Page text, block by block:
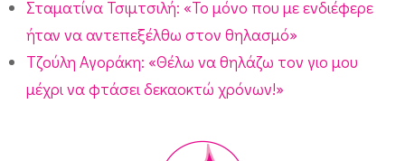
Σταματίνα Τσιμτσιλή: «Το μόνο που με ενδιέφερε
ήταν να αντεπεξέλθω στον θηλασμό»
Τζούλη Αγοράκη: «Θέλω να θηλάζω τον γιο μου
μέχρι να φτάσει δεκαοκτώ χρόνων!»